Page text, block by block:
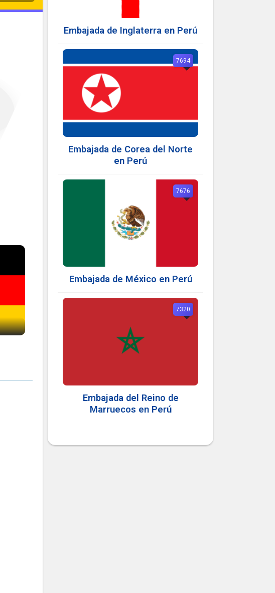
Embajada de Inglaterra en Perú
Embajada de Corea del Norte
en Perú
7694
Embajada de México en Perú
7676
Embajada del Reino de
Marruecos en Perú
7320